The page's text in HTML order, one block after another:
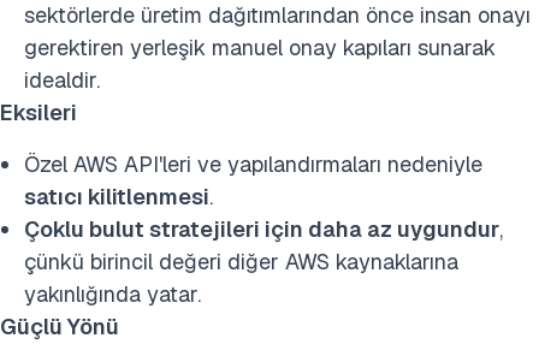
sektörlerde üretim dağıtımlarından önce insan onayı
gerektiren yerleşik manuel onay kapıları sunarak
idealdir.
Eksileri
Özel AWS API'leri ve yapılandırmaları nedeniyle
satıcı kilitlenmesi.
Çoklu bulut stratejileri için daha az uygundur,
çünkü birincil değeri diğer AWS kaynaklarına
yakınlığında yatar.
Güçlü Yönü